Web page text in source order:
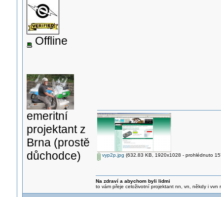
Offline
emeritní
projektant z
Brna (prostě
důchodce)
vyp2p.jpg (632.83 KB, 1920x1028 - prohlédnuto
Na zdraví a abychom byli lidmi
to vám přeje celoživotní projektant nn, vn, někdy i vvn